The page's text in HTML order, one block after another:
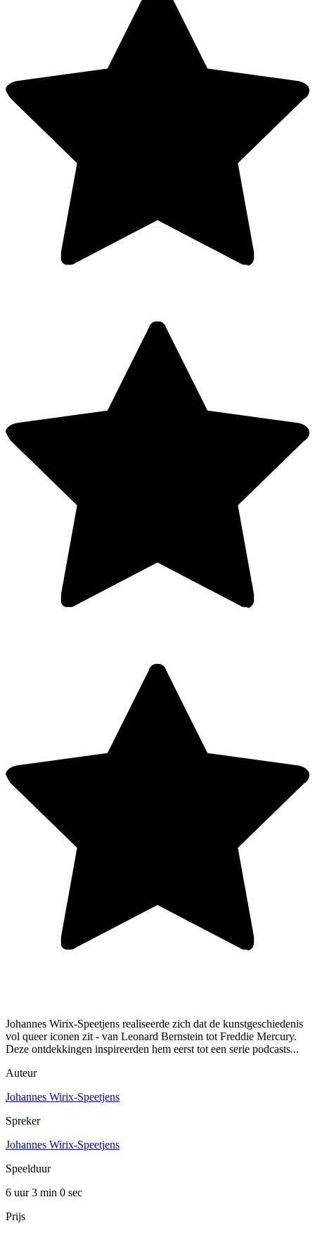
Johannes Wirix-Speetjens realiseerde zich dat de kunstgeschiedenis
vol queer iconen zit - van Leonard Bernstein tot Freddie Mercury.
Deze ontdekkingen inspireerden hem eerst tot een serie podcasts...
Auteur
Johannes Wirix-Speetjens
Spreker
Johannes Wirix-Speetjens
Speelduur
6 uur 3 min 0 sec
Prijs